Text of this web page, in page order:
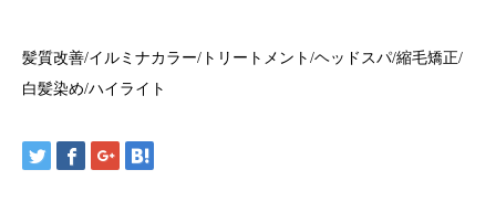
髪質改善/イルミナカラー/ トリートメント /ヘッドスパ/縮毛矯正/
白髪染め/ハイライト